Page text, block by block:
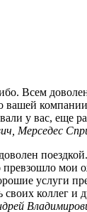
Всем
вашей компании
у вас, еще
Мерседес
превзошло мои
услуги
своих коллег и